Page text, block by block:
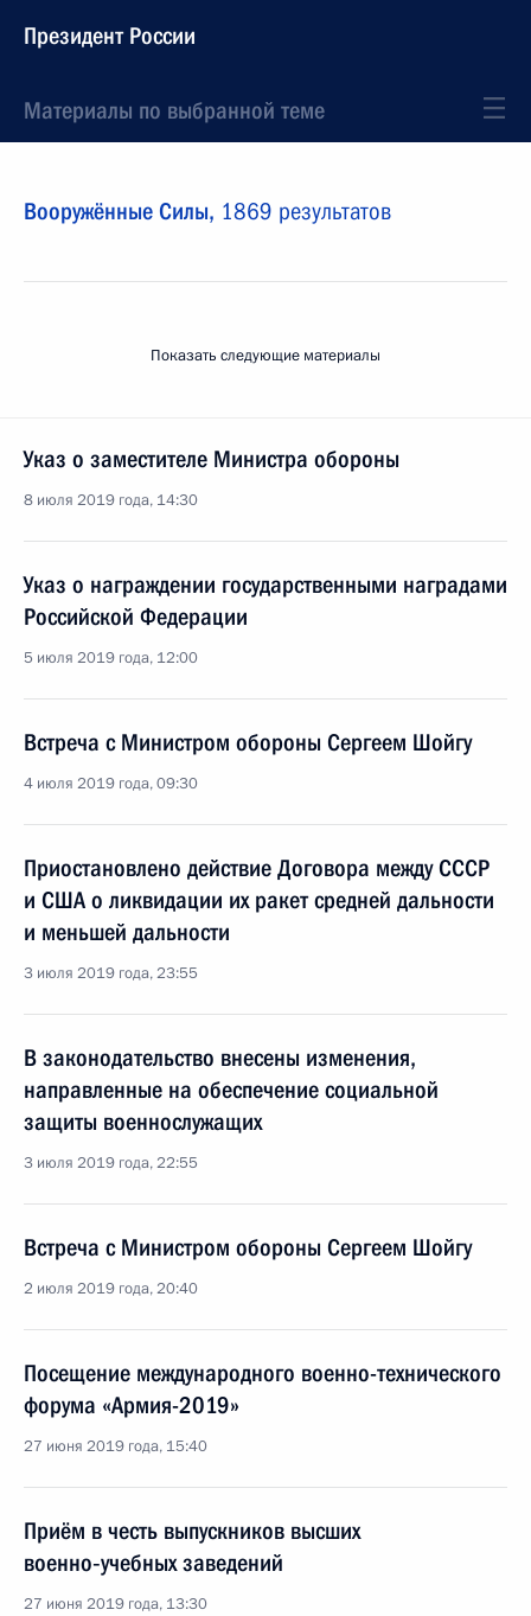
Президент России
Материалы по выбранной теме
Вооружённые Силы, 1869 результатов
Показать следующие материалы
Указ о заместителе Министра обороны
8 июля 2019 года, 14:30
Указ о награждении государственными наградами
Российской Федерации
5 июля 2019 года, 12:00
Встреча с Министром обороны Сергеем Шойгу
4 июля 2019 года, 09:30
Приостановлено действие Договора между СССР
и США о ликвидации их ракет средней дальности
и меньшей дальности
3 июля 2019 года, 23:55
В законодательство внесены изменения,
направленные на обеспечение социальной
защиты военнослужащих
3 июля 2019 года, 22:55
Встреча с Министром обороны Сергеем Шойгу
2 июля 2019 года, 20:40
Посещение международного военно-технического
форума «Армия-2019»
27 июня 2019 года, 15:40
Приём в честь выпускников высших
военно‑учебных заведений
27 июня 2019 года, 13:30